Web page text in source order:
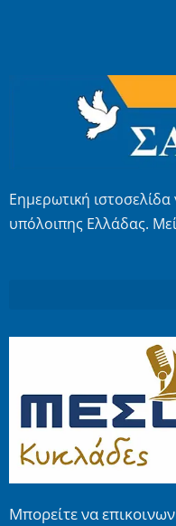
Εημερωτική ιστοσελίδα
υπόλοιπης Ελλάδας.
Μπορείτε να